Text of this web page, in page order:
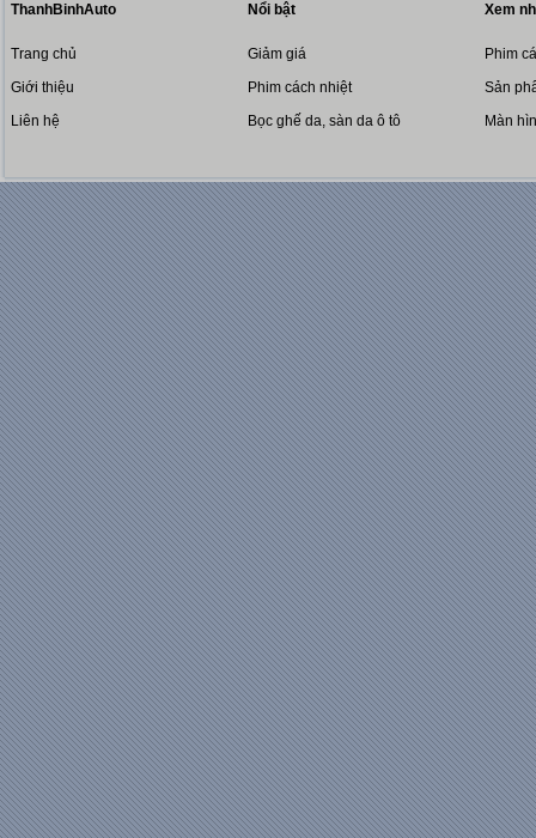
ThanhBinhAuto
Trang chủ
Giới thiệu
Liên hệ
Nổi bật
Giảm giá
Phim cách nhiệt
Bọc ghế da, sàn da ô tô
Xem
Phim
Sản
Màn